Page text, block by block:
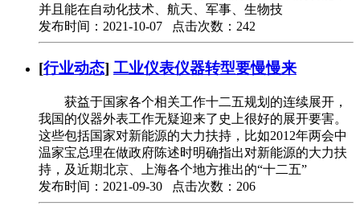
并且能在自动化技术、航天、军事、生物技
发布时间：2021-10-07 点击次数：242
[行业动态] 工业仪表仪器转型要慢慢来
获益于国家各个相关工作十二五规划的连续展开，
我国的仪器外表工作无疑迎来了史上很好的展开要害。
这些包括国家对新能源的大力扶持，比如2012年两会中
温家宝总理在做政府陈述时明确指出对新能源的大力扶
持，及近期北京、上海各个地方推出的“十二五”
发布时间：2021-09-30 点击次数：206